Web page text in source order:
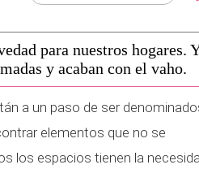
para nuestros hogares.
y acaban con el vaho.
a un paso de ser
elementos que no se
los espacios tienen la